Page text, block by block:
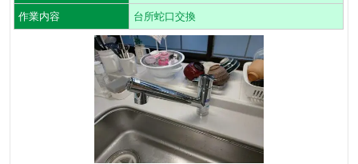
作業内容 台所蛇口交換